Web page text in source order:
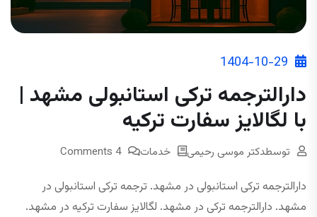
1404-10-29
دارالترجمه ترکی استانبولی مشهد |
با لگالایز سفارت ترکیه
توسطدکتر موسی رحیمی خدمات 4 Comments
دارالترجمه ترکی استانبولی در مشهد. ترجمه ترکی استانبولی در
مشهد. دارالترجمه ترکی در مشهد. لگالایز سفارت ترکیه در مشهد.